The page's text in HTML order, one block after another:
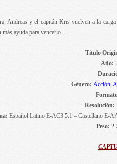
Andreas y el capitán Kris vuelven a la
más ayuda para vencerlo.
Titulo
Año:
Género: Acción,
Resolución:
Español Latino E-AC3 5.1 – Castellano E-
Peso: